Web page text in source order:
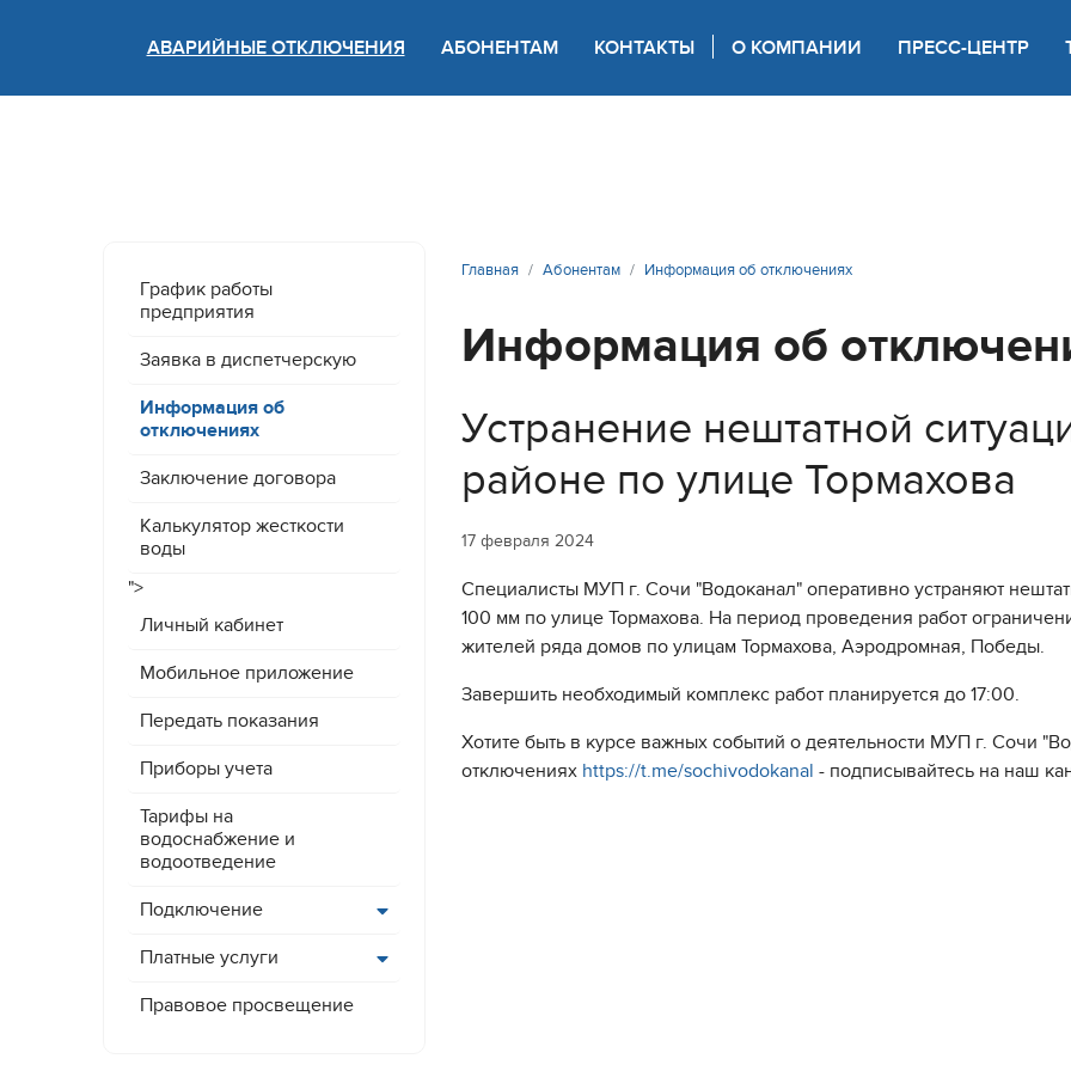
Версия для слабовидящих
АВАРИЙНЫЕ ОТКЛЮЧЕНИЯ АБОНЕНТАМ КОНТАКТЫ О КОМПАНИИ ПРЕСС-ЦЕНТР
График работы
предприятия
Заявка в диспетчерскую
Информация об
отключениях
Заключение договора
Калькулятор жесткости
воды
">
Личный кабинет
Мобильное приложение
Передать показания
Приборы учета
Тарифы на
водоснабжение и
водоотведение
Подключение
Платные услуги
Правовое просвещение
Главная Абонентам Информация об отключениях
Информация об
Устранение нештатной
районе по улице Тормахова
17 февраля 2024
Специалисты МУП г. Сочи "Водоканал" оперативно устраняют
100 мм по улице Тормахова. На период проведения работ
жителей ряда домов по улицам Тормахова, Аэродромная, Победы.
Завершить необходимый комплекс работ планируется до 17:00.
Хотите быть в курсе важных событий о деятельности МУП г. Сочи
отключениях https://t.me/sochivodokanal - подписывайтесь на наш